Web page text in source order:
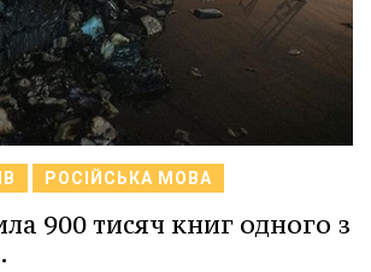
РОСІЙСЬКА МОВА
900 тисяч книг одного з